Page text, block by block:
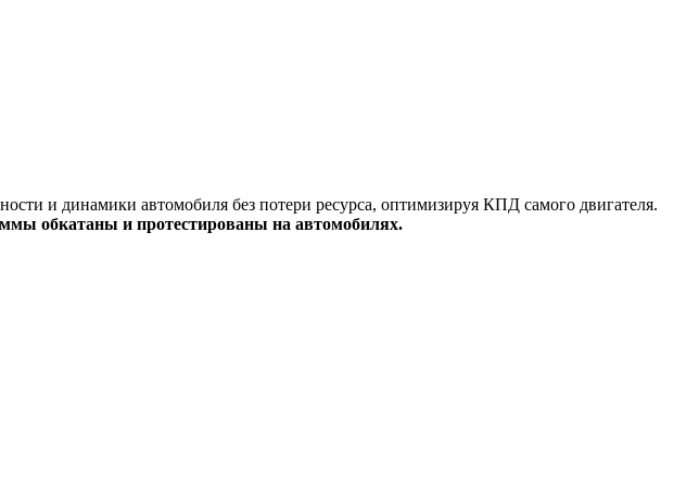
и динамики автомобиля без потери ресурса, оптимизируя КПД самого двигателя.
обкатаны и протестированы на автомобилях.